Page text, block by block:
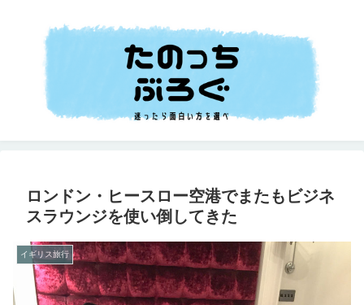
ロンドン・ヒースロー空港でまたもビジネ
スラウンジを使い倒してきた
イギリス旅行